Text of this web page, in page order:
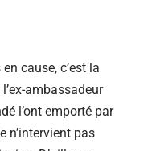
cause, c’est la
ambassadeur
l’ont emporté par
n’intervient pas